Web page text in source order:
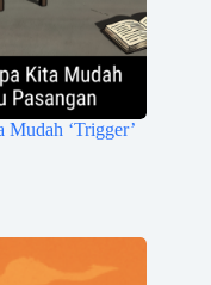
‘Trigger’